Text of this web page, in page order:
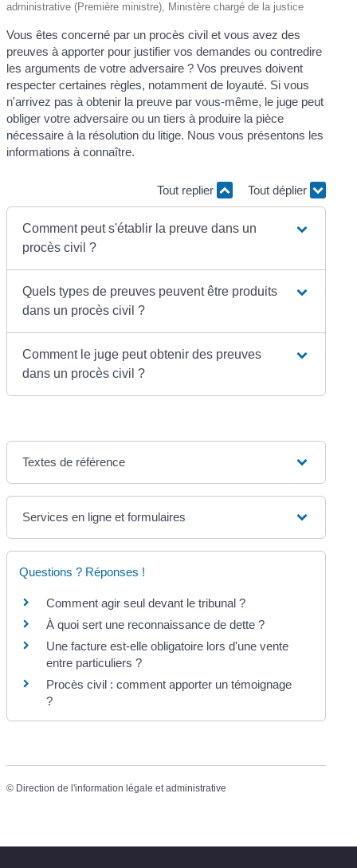
administrative (Première ministre), Ministère chargé de la justice
Vous êtes concerné par un procès civil et vous avez des
preuves à apporter pour justifier vos demandes ou contredire
les arguments de votre adversaire ? Vos preuves doivent
respecter certaines règles, notamment de loyauté. Si vous
n'arrivez pas à obtenir la preuve par vous-même, le juge peut
obliger votre adversaire ou un tiers à produire la pièce
nécessaire à la résolution du litige. Nous vous présentons les
informations à connaître.
Tout replier Tout déplier
Comment peut s'établir la preuve dans un
procès civil ?
Quels types de preuves peuvent être produits
dans un procès civil ?
Comment le juge peut obtenir des preuves
dans un procès civil ?
Textes de référence
Services en ligne et formulaires
Questions ? Réponses !
Comment agir seul devant le tribunal ?
À quoi sert une reconnaissance de dette ?
Une facture est-elle obligatoire lors d'une vente
entre particuliers ?
Procès civil : comment apporter un témoignage
?
© Direction de l'information légale et administrative